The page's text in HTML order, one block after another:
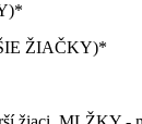
ŽIAČKY)*